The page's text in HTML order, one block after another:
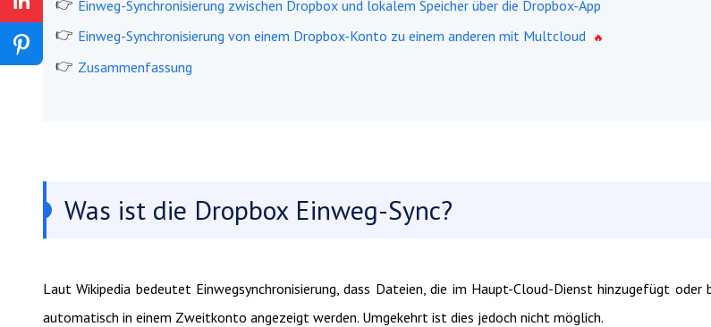
Einweg-Synchronisierung zwischen Dropbox und lokalem Speicher über die Dropbox-App
Einweg-Synchronisierung von einem Dropbox-Konto zu einem anderen mit Multcloud
Zusammenfassung
Was ist die Dropbox Einweg-Sync?
Laut Wikipedia bedeutet Einwegsynchronisierung, dass Dateien, die im Haupt-Cloud-Dienst hinzugefügt oder
automatisch in einem Zweitkonto angezeigt werden. Umgekehrt ist dies jedoch nicht möglich.